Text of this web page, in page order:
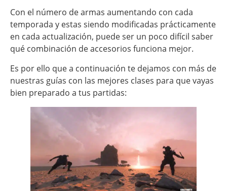
Con el número de armas aumentando con cada
temporada y estas siendo modificadas prácticamente
en cada actualización, puede ser un poco difícil saber
qué combinación de accesorios funciona mejor.
Es por ello que a continuación te dejamos con más de
nuestras guías con las mejores clases para que vayas
bien preparado a tus partidas: